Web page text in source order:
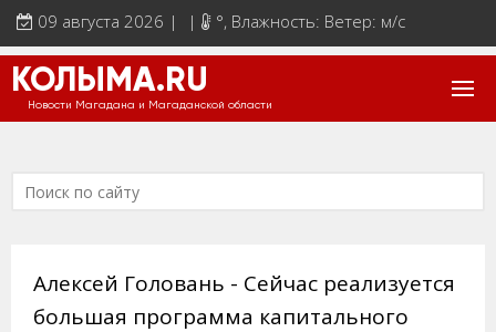
09 августа 2026 | | °, Влажность: Ветер: м/с
КОЛЫМА.RU
Новости Магадана и Магаданской области
Алексей Головань - Сейчас реализуется
большая программа капитального